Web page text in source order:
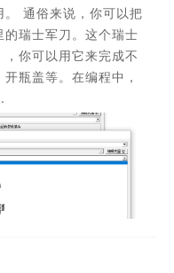
把
瑞士军刀。这个瑞士
你可以用它来完成不
瓶盖等。在编程中，